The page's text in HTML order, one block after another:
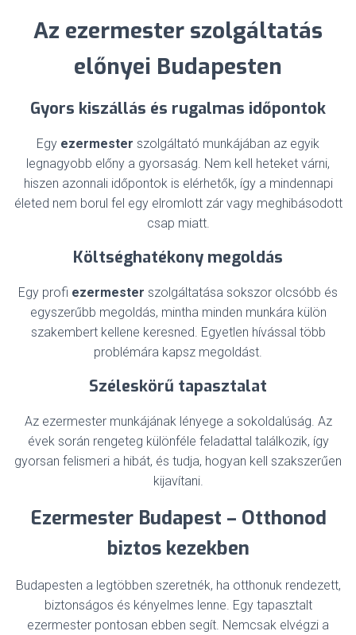
Az ezermester szolgáltatás
előnyei Budapesten
Gyors kiszállás és rugalmas időpontok
Egy ezermester szolgáltató munkájában az egyik
legnagyobb előny a gyorsaság. Nem kell heteket várni,
hiszen azonnali időpontok is elérhetők, így a mindennapi
életed nem borul fel egy elromlott zár vagy meghibásodott
csap miatt.
Költséghatékony megoldás
Egy profi ezermester szolgáltatása sokszor olcsóbb és
egyszerűbb megoldás, mintha minden munkára külön
szakembert kellene keresned. Egyetlen hívással több
problémára kapsz megoldást.
Széleskörű tapasztalat
Az ezermester munkájának lényege a sokoldalúság. Az
évek során rengeteg különféle feladattal találkozik, így
gyorsan felismeri a hibát, és tudja, hogyan kell szakszerűen
kijavítani.
Ezermester Budapest – Otthonod
biztos kezekben
Budapesten a legtöbben szeretnék, ha otthonuk rendezett,
biztonságos és kényelmes lenne. Egy tapasztalt
ezermester pontosan ebben segít. Nemcsak elvégzi a